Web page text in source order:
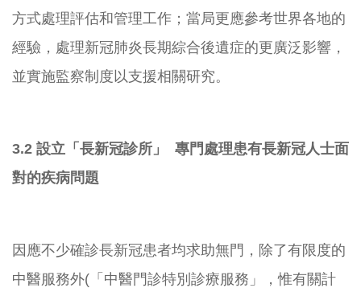
方式處理評估和管理工作； 當局更應參考世界各地的
經驗， 處理新冠肺炎長期綜合後遺症的更廣泛影響，
並實施監察制度以支援相關研究。
3.2 設立「長新冠診所」 專門處理患有長新冠人士面
對的疾病問題
因應不少確診長新冠患者均求助無門，除了有限度的
中醫服務外(「 中醫門診特別診療服務」，惟有關計